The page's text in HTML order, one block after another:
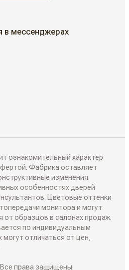
в мессенджерах
ознакомительный характер
Фабрика оставляет
изменения.
особенностях дверей
Цветовые оттенки
монитора и могут
от образцов в салонах продаж.
по индивидуальным
отличаться от цен,
права защищены.